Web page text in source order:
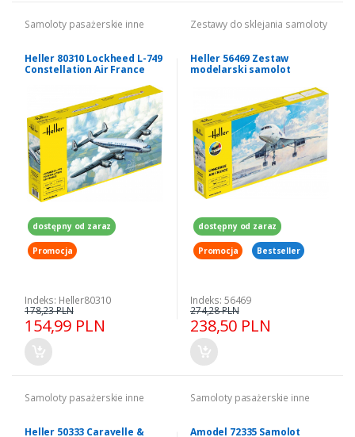
Samoloty pasażerskie inne
Heller 80310 Lockheed L-749
Constellation Air France
dostępny od zaraz
Promocja
Indeks: Heller80310
154,99 PLN
178,23 PLN
Zestawy do sklejania samoloty
Heller 56469 Zestaw
modelarski samolot
dostępny od zaraz
Promocja Bestseller
Indeks: 56469
238,50 PLN
274,28 PLN
Samoloty pasażerskie inne
Heller 50333 Caravelle &
Samoloty pasażerskie inne
Amodel 72335 Samolot